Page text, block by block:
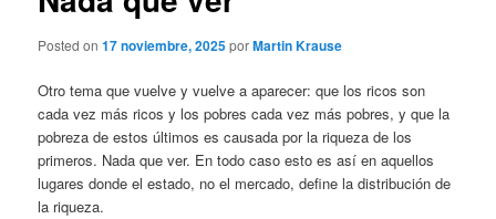
Posted on17 noviembre, 2025porMartin Krause
Otro tema que vuelve y vuelve a aparecer: que los ricos son
cada vez más ricos y los pobres cada vez más pobres, y que la
pobreza de estos últimos es causada por la riqueza de los
primeros. Nada que ver. En todo caso esto es así en aquellos
lugares donde el estado, no el mercado, define la distribución de
la riqueza.